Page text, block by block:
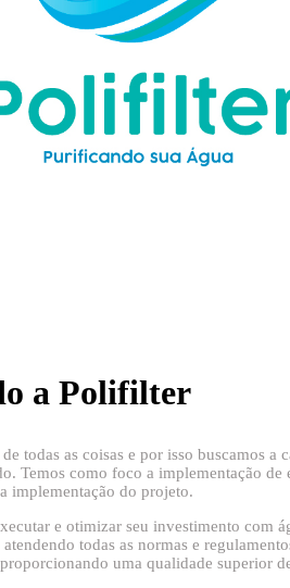
a Polifilter
todas as coisas e por isso buscamos a
Temos como foco a implementação de
implementação do projeto.
e otimizar seu investimento com
todas as normas e
uma qualidade superior